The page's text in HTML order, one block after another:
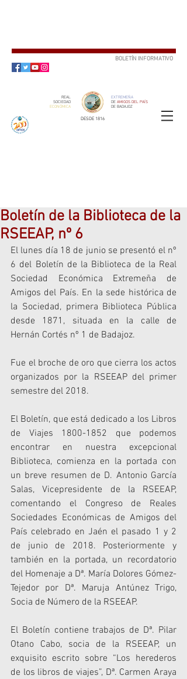
BOLETÍN INFORMATIVO
REAL
SOCIEDAD
ECONÓMICA
EXTREMEÑA
DE AMIGOS DEL PAÍS
DE BADAJOZ
DESDE 1816
Boletín de la Biblioteca de la
RSEEAP, nº 6
El lunes día 18 de junio se presentó el nº
6 del Boletín de la Biblioteca de la Real
Sociedad Económica Extremeña de
Amigos del País. En la sede histórica de
la Sociedad, primera Biblioteca Pública
desde 1871, situada en la calle de
Hernán Cortés nº 1 de Badajoz.
Fue el broche de oro que cierra los actos
organizados por la RSEEAP del primer
semestre del 2018.
El Boletín, que está dedicado a los Libros
de Viajes 1800-1852 que podemos
encontrar en nuestra excepcional
Biblioteca, comienza en la portada con
un breve resumen de D. Antonio García
Salas, Vicepresidente de la RSEEAP,
comentando el Congreso de Reales
Sociedades Económicas de Amigos del
País celebrado en Jaén el pasado 1 y 2
de junio de 2018. Posteriormente y
también en la portada, un recordatorio
del Homenaje a Dª. María Dolores Gómez-
Tejedor por Dª. Maruja Antúnez Trigo,
Socia de Número de la RSEEAP.
El Boletín contiene trabajos de Dª. Pilar
Otano Cabo, socia de la RSEEAP, un
exquisito escrito sobre “Los herederos
de los libros de viajes”, Dª. Carmen Araya